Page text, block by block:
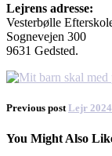
Lejrens adresse:
Vesterbølle
Sognevejen 300
9631 Gedsted.
Previous post Lejr 2024
You Might Also